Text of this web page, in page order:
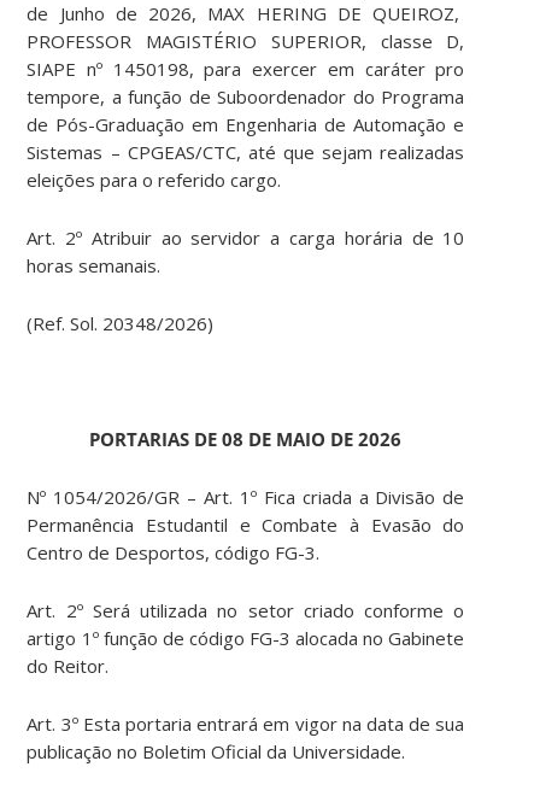
de Junho de 2026, MAX HERING DE QUEIROZ,
PROFESSOR MAGISTÉRIO SUPERIOR, classe D,
SIAPE nº 1450198, para exercer em caráter pro
tempore, a função de Suboordenador do Programa
de Pós-Graduação em Engenharia de Automação e
Sistemas – CPGEAS/CTC, até que sejam realizadas
eleições para o referido cargo.
Art. 2º Atribuir ao servidor a carga horária de 10
horas semanais.
(Ref. Sol. 20348/2026)
PORTARIAS DE 08 DE MAIO DE 2026
Nº 1054/2026/GR – Art. 1º Fica criada a Divisão de
Permanência Estudantil e Combate à Evasão do
Centro de Desportos, código FG-3.
Art. 2º Será utilizada no setor criado conforme o
artigo 1º função de código FG-3 alocada no Gabinete
do Reitor.
Art. 3º Esta portaria entrará em vigor na data de sua
publicação no Boletim Oficial da Universidade.